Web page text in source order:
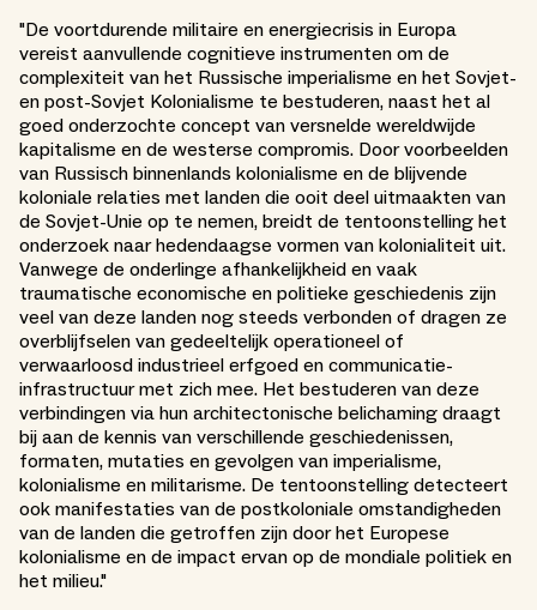
"De voortdurende militaire en energiecrisis in Europa
vereist aanvullende cognitieve instrumenten om de
complexiteit van het Russische imperialisme en het Sovjet-
en post-Sovjet Kolonialisme te bestuderen, naast het al
goed onderzochte concept van versnelde wereldwijde
kapitalisme en de westerse compromis. Door voorbeelden
van Russisch binnenlands kolonialisme en de blijvende
koloniale relaties met landen die ooit deel uitmaakten van
de Sovjet-Unie op te nemen, breidt de tentoonstelling het
onderzoek naar hedendaagse vormen van kolonialiteit uit.
Vanwege de onderlinge afhankelijkheid en vaak
traumatische economische en politieke geschiedenis zijn
veel van deze landen nog steeds verbonden of dragen ze
overblijfselen van gedeeltelijk operationeel of
verwaarloosd industrieel erfgoed en communicatie-
infrastructuur met zich mee. Het bestuderen van deze
verbindingen via hun architectonische belichaming draagt
bij aan de kennis van verschillende geschiedenissen,
formaten, mutaties en gevolgen van imperialisme,
kolonialisme en militarisme. De tentoonstelling detecteert
ook manifestaties van de postkoloniale omstandigheden
van de landen die getroffen zijn door het Europese
kolonialisme en de impact ervan op de mondiale politiek en
het milieu."